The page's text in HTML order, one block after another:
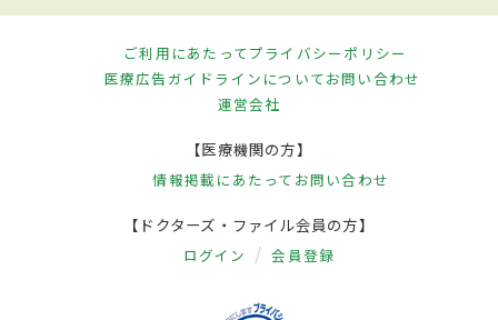
ご利用にあたってプライバシーポリシー
医療広告ガイドラインについてお問い合わせ
運営会社
【医療機関の方】
情報掲載にあたって お問い合わせ
【ドクターズ・ファイル会員の方】
ログイン 会員登録